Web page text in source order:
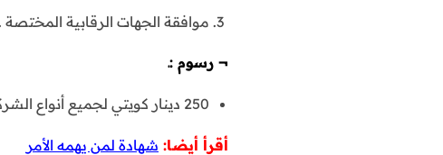
موافقة الجهات الرقابية المختصة
¬ رسوم :ـ
250 دينار كويتي لجميع أنواع الشركات .
أقرأ أيضا: شهادة لمن يهمه الأمر